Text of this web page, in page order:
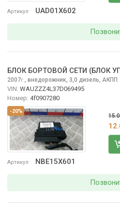
Артикул UAD01X602
-20%
Артикул NBE15X601
БЛОК БОРТОВОЙ СЕТИ (БЛОК
2007г. внедорожник, 3,0 дизель, АКПП
VIN: WAUZZZ4L37D069495
Номер: 4f0907280